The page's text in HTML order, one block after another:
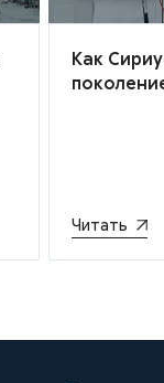
Как
Читать